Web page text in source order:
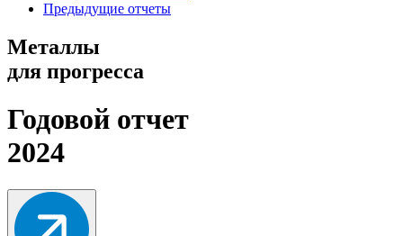
Предыдущие отчеты
Металлы
для прогресса
Годовой отчет
2024